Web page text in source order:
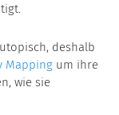
deshalb
Mapping um ihre
wie sie